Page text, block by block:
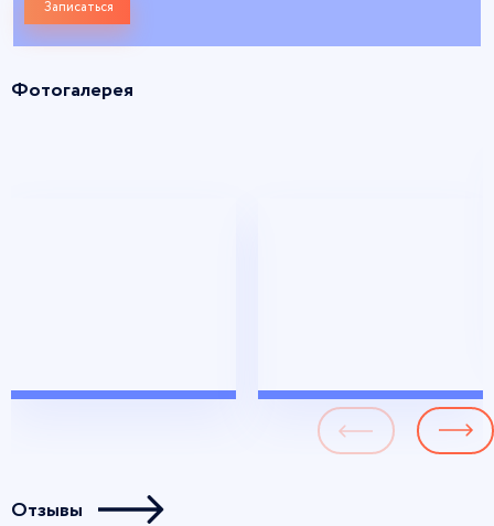
Записаться
Фотогалерея
Отзывы